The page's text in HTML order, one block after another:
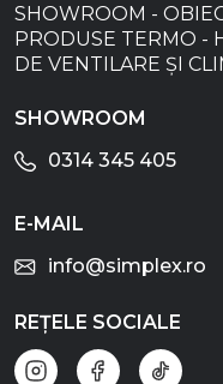
SHOWROOM -
PRODUSE TERMO -
DE VENTILARE ȘI
SHOWROOM
0314 345 405
E-MAIL
info@simplex.ro
REȚELE SOCIALE